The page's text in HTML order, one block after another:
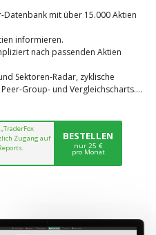
mit über 15.000 Aktien
informieren.
nach passenden Aktien
Sektoren-Radar, zyklische
Group- und Vergleichscharts....
Zugang auf
BESTELLEN
nur 25 €
pro Monat